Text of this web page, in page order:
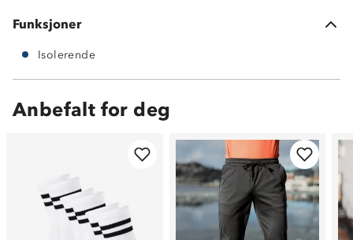
Funksjoner
Isolerende
Anbefalt for deg